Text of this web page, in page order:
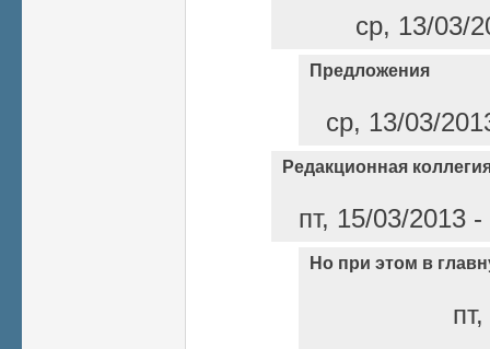
ср, 13/03/
Предложения
ср, 13/03/
Редакционная
пт, 15/03/2013
Но при этом в